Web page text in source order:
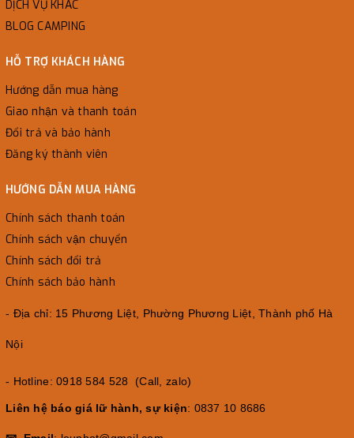
DỊCH VỤ KHÁC
BLOG CAMPING
HỖ TRỢ KHÁCH HÀNG
Hướng dẫn mua hàng
Giao nhận và thanh toán
Đổi trả và bảo hành
Đăng ký thành viên
HƯỚNG DẪN MUA HÀNG
Chính sách thanh toán
Chính sách vận chuyển
Chính sách đổi trả
Chính sách bảo hành
- Địa chỉ: 15 Phương Liệt, Phường Phương Liệt, Thành phố Hà
Nội
- Hotline: 0918 584 528 (Call, zalo)
Liên hệ báo giá lữ hành, sự kiện: 0837 10 8686